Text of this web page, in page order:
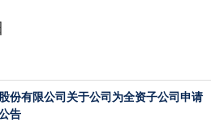
份有限公司关于公司为全资子公司申请
告